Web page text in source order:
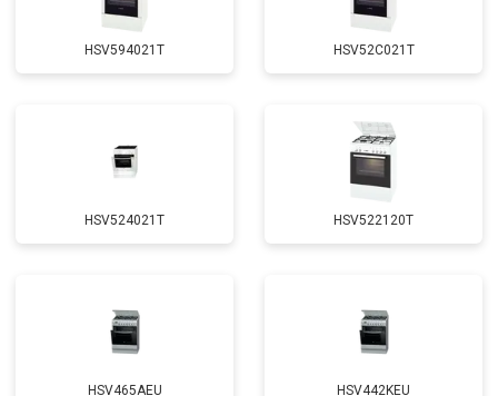
HSV594021T HSV52C021T
HSV524021T HSV522120T
HSV465AEU HSV442KEU